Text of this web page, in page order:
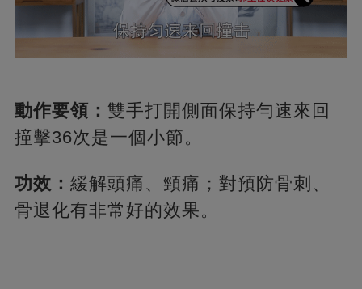
動作要領： 雙手打開側面保持勻速來回
撞擊36次是一個小節。
功效： 緩解頭痛、頸痛；對預防骨刺、
骨退化有非常好的效果。